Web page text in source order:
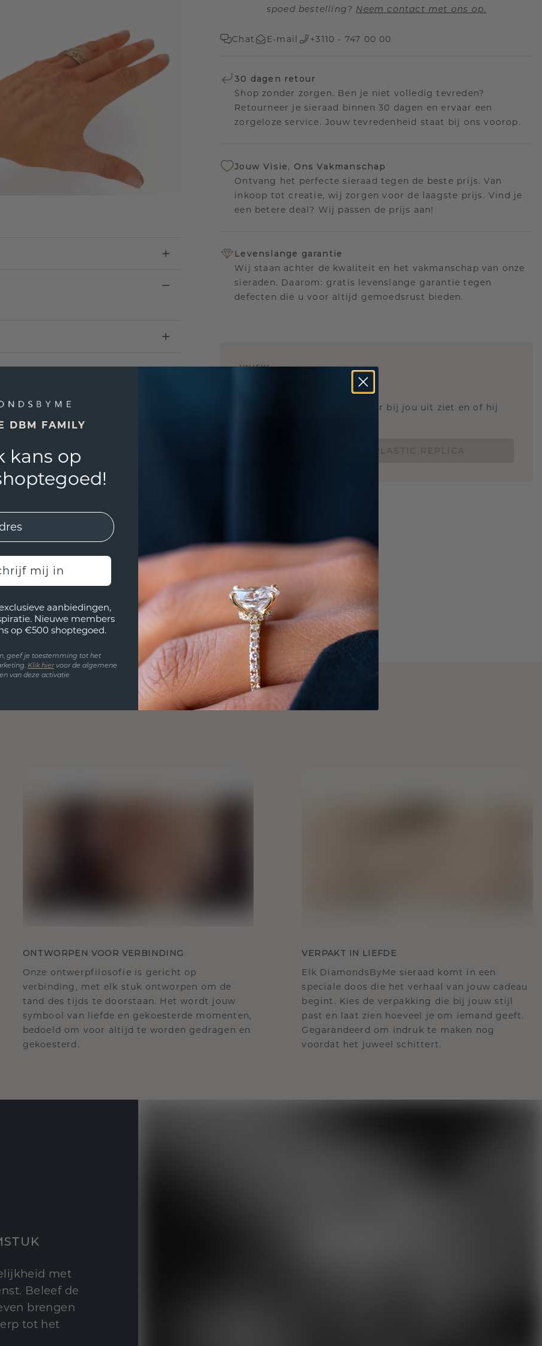
spoed bestelling? Neem contact met ons op.
Chat E-mail +3110 - 747 00 00
30 dagen retour
Shop zonder zorgen. Ben je niet volledig tevreden?
Retourneer je sieraad binnen 30 dagen en ervaar een
zorgeloze service. Jouw tevredenheid staat bij ons voorop.
Jouw Visie, Ons Vakmanschap
Ontvang het perfecte sieraad tegen de beste prijs. Van
inkoop tot creatie, wij zorgen voor de laagste prijs. Vind je
een betere deal? Wij passen de prijs aan!
Levenslange garantie
Wij staan achter de kwaliteit en het vakmanschap van onze
sieraden. Daarom: gratis levenslange garantie tegen
defecten die u voor altijd gemoedsrust bieden.
UNIEK!
Wil jij weten hoe deze ring er bij jou uit ziet en of hij
ONTWORPEN VOOR VERBINDING
Onze ontwerpfilosofie is gericht op
verbinding, met elk stuk ontworpen om de
tand des tijds te doorstaan. Het wordt jouw
symbool van liefde en gekoesterde momenten,
bedoeld om voor altijd te worden gedragen en
gekoesterd.
VERPAKT IN LIEFDE
Elk DiamondsByMe sieraad komt in een
speciale doos die het verhaal van jouw cadeau
begint. Kies de verpakking die bij jouw stijl
past en laat zien hoeveel je om iemand geeft.
Gegarandeerd om indruk te maken nog
voordat het juweel schittert.
met
Beleef de
brengen
tot het
DBM FAMILY
kans op
mij in
aanbiedingen,
Nieuwe members
op €500 shoptegoed.
geef je toestemming tot het
Klik hiervoor de algemene
van deze activatie